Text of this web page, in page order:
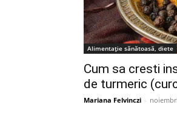
Alimentație sănătoasă, diete
Cum sa cresti
de turmeric
Mariana Felvinczi -